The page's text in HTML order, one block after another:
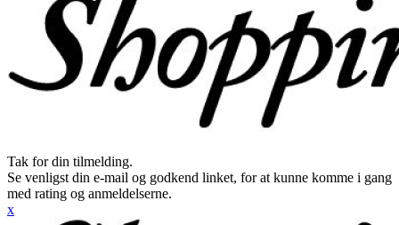
Tak for din tilmelding.
Se venligst din e-mail og godkend linket, for at kunne komme i gang
med rating og anmeldelserne.
x